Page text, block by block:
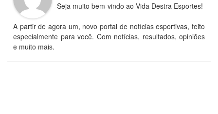
Seja muito bem-vindo ao Vida Destra Esportes!
A partir de agora um, novo portal de notícias esportivas, feito
especialmente para você. Com notícias, resultados, opiniões
e muito mais.